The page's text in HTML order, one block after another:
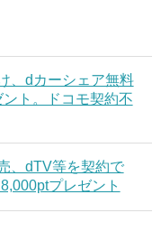
、dカーシェア無料
ト。ドコモ契約不
、dTV等を契約で
プレゼント